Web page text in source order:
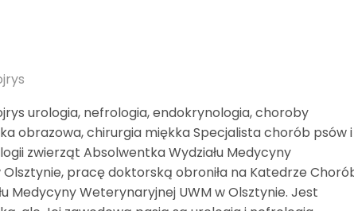
urologia, nefrologia, endokrynologia, choroby
obrazowa, chirurgia miękka Specjalista chorób psów i
zwierząt Absolwentka Wydziału Medycyny
pracę doktorską obroniła na Katedrze
Medycyny Weterynaryjnej UWM w Olsztynie. Jest